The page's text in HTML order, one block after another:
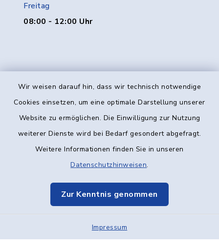
Wir weisen darauf hin, dass wir technisch notwendige
Cookies einsetzen, um eine optimale Darstellung unserer
Website zu ermöglichen. Die Einwilligung zur Nutzung
weiterer Dienste wird bei Bedarf gesondert abgefragt.
Weitere Informationen finden Sie in unseren
Datenschutzhinweisen.
Zur Kenntnis genommen
Impressum
Freitag
08:00 - 12:00 Uhr
Kontakt
Datenschutz
Elektronische Kommunikation
Sitemap